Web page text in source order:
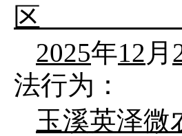
区
2025年12 月
法行为：
玉溪英泽微